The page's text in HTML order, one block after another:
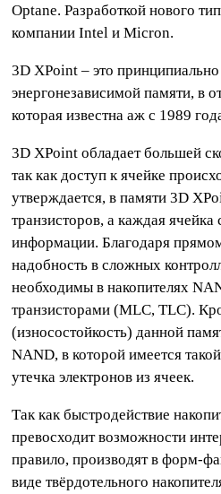
Optane. Разработкой нового
компании Intel и Micron.
3D XPoint – это
энергонезависимой памяти, в
которая известна аж с 1989
3D XPoint обладает большей
так как доступ к ячейке
утверждается, в памяти 3D
транзисторов, а каждая
информации. Благодаря
надобность в сложных
необходимы в накопителях
транзисторами (MLC, TLC).
(износостойкость) данной
NAND, в которой имеется
утечка электронов из ячеек.
Так как быстродействие
превосходит возможности
правило, производят в форм-
виде твёрдотельного